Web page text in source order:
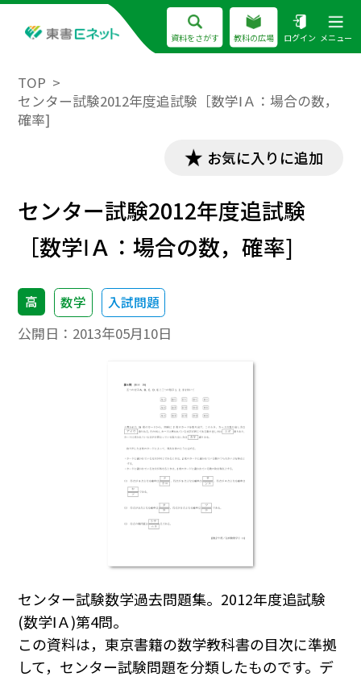
資料をさがす 教科の広場 ログイン メニュー
TOP
センター試験2012年度追試験［数学ⅠＡ：場合の数，
確率]
お気に入りに追加
センター試験2012年度追試験
［数学ⅠＡ：場合の数，確率]
高 数学 入試問題
公開日： 2013年05月10日
センター試験数学過去問題集。2012年度追試験
(数学ⅠＡ)第4問。
この資料は，東京書籍の数学教科書の目次に準拠
して，センター試験問題を分類したものです。デ